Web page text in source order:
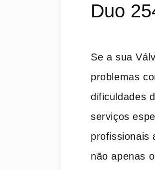
Duo
Se a sua
problemas
dificuldades
serviços
profissionais
não apenas